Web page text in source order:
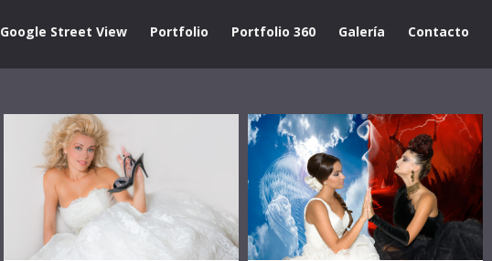
Google Street View Portfolio Portfolio 360 Galería Contacto